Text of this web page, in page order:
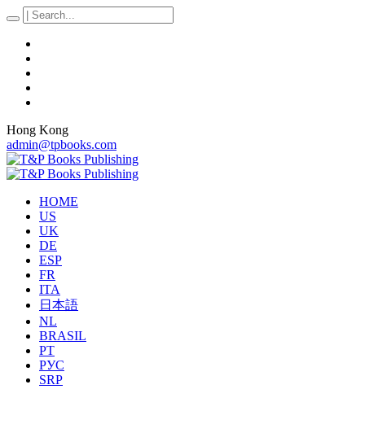
Hong Kong
admin@tpbooks.com
HOME
US
UK
DE
ESP
FR
ITA
日本語
NL
BRASIL
PT
РУС
SRP